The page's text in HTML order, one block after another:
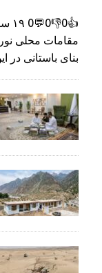
بنای باستانی در